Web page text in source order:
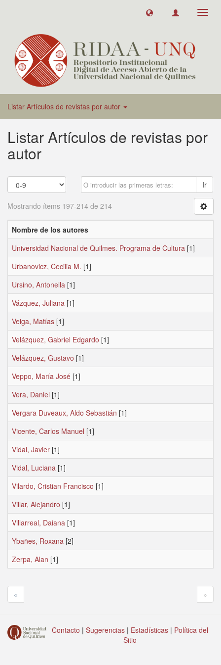
Listar Artículos de revistas por autor
Listar Artículos de revistas por
autor
Ir
Mostrando ítems 197-214 de 214
Nombre de los autores
Universidad Nacional de Quilmes. Programa de Cultura [1]
Urbanovicz, Cecilia M. [1]
Ursino, Antonella [1]
Vázquez, Juliana [1]
Veiga, Matías [1]
Velázquez, Gabriel Edgardo [1]
Velázquez, Gustavo [1]
Veppo, María José [1]
Vera, Daniel [1]
Vergara Duveaux, Aldo Sebastián [1]
Vicente, Carlos Manuel [1]
Vidal, Javier [1]
Vidal, Luciana [1]
Vilardo, Cristian Francisco [1]
Villar, Alejandro [1]
Villarreal, Daiana [1]
Ybañes, Roxana [2]
Zerpa, Alan [1]
« »
Contacto | Sugerencias | Estadísticas | Política del
Sitio